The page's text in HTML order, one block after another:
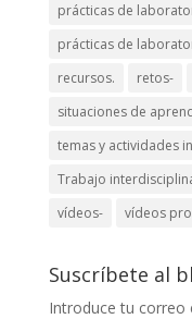
prácticas de
prácticas de
recursos.
retos-
situaciones de
temas y actividades
Trabajo
vídeos-
vídeos
Suscríbete al
Introduce tu correo